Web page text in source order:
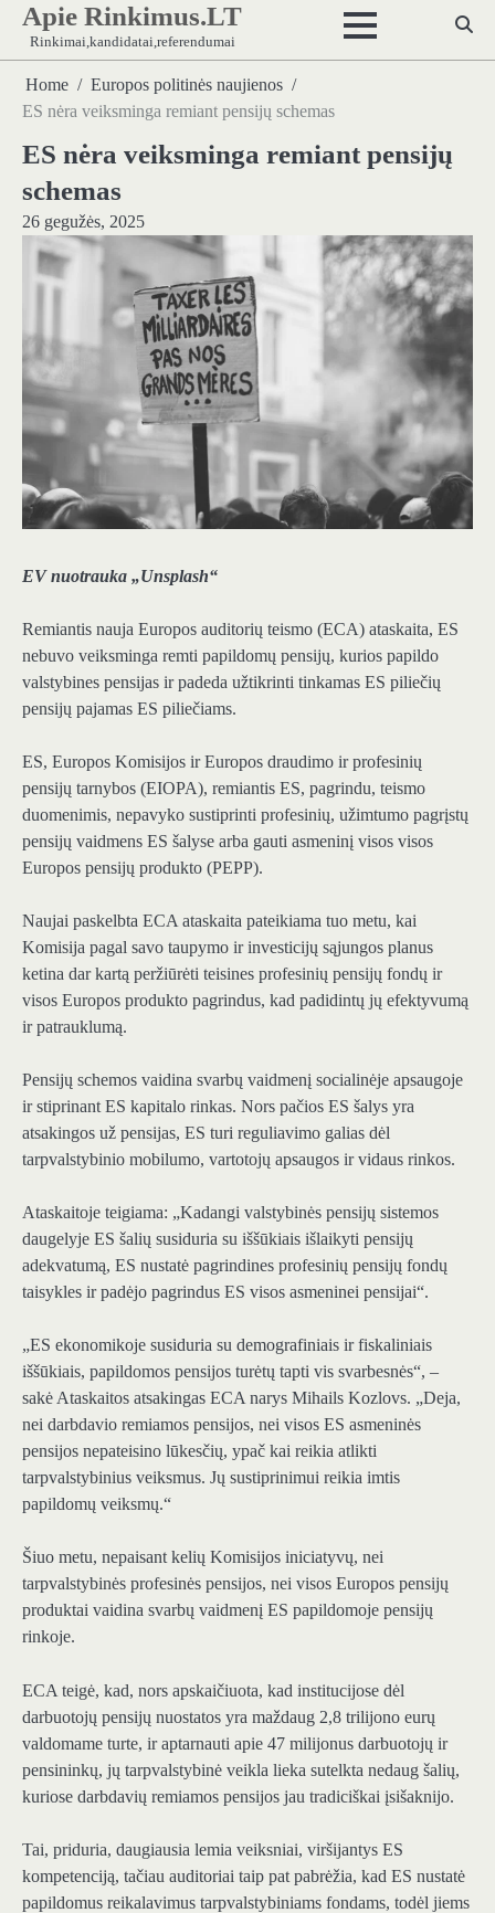
Skip
content
Apie Rinkimus.LT
Rinkimai,kandidatai,referendumai
Home
Europos politinės naujienos
ES nėra veiksminga remiant pensijų schemas
ES nėra veiksminga remiant pensijų
schemas
26 gegužės, 2025
EV nuotrauka „Unsplash“
Remiantis nauja Europos auditorių teismo (ECA) ataskaita, ES
nebuvo veiksminga remti papildomų pensijų, kurios papildo
valstybines pensijas ir padeda užtikrinti tinkamas ES piliečių
pensijų pajamas ES piliečiams.
ES, Europos Komisijos ir Europos draudimo ir profesinių
pensijų tarnybos (EIOPA), remiantis ES, pagrindu, teismo
duomenimis, nepavyko sustiprinti profesinių, užimtumo pagrįstų
pensijų vaidmens ES šalyse arba gauti asmeninį visos visos
Europos pensijų produkto (PEPP).
Naujai paskelbta ECA ataskaita pateikiama tuo metu, kai
Komisija pagal savo taupymo ir investicijų sąjungos planus
ketina dar kartą peržiūrėti teisines profesinių pensijų fondų ir
visos Europos produkto pagrindus, kad padidintų jų efektyvumą
ir patrauklumą.
Pensijų schemos vaidina svarbų vaidmenį socialinėje apsaugoje
ir stiprinant ES kapitalo rinkas. Nors pačios ES šalys yra
atsakingos už pensijas, ES turi reguliavimo galias dėl
tarpvalstybinio mobilumo, vartotojų apsaugos ir vidaus rinkos.
Ataskaitoje teigiama: „Kadangi valstybinės pensijų sistemos
daugelyje ES šalių susiduria su iššūkiais išlaikyti pensijų
adekvatumą, ES nustatė pagrindines profesinių pensijų fondų
taisykles ir padėjo pagrindus ES visos asmeninei pensijai“.
„ES ekonomikoje susiduria su demografiniais ir fiskaliniais
iššūkiais, papildomos pensijos turėtų tapti vis svarbesnės“, –
sakė Ataskaitos atsakingas ECA narys Mihails Kozlovs. „Deja,
nei darbdavio remiamos pensijos, nei visos ES asmeninės
pensijos nepateisino lūkesčių, ypač kai reikia atlikti
tarpvalstybinius veiksmus. Jų sustiprinimui reikia imtis
papildomų veiksmų.“
Šiuo metu, nepaisant kelių Komisijos iniciatyvų, nei
tarpvalstybinės profesinės pensijos, nei visos Europos pensijų
produktai vaidina svarbų vaidmenį ES papildomoje pensijų
rinkoje.
ECA teigė, kad, nors apskaičiuota, kad institucijose dėl
darbuotojų pensijų nuostatos yra maždaug 2,8 trilijono eurų
valdomame turte, ir aptarnauti apie 47 milijonus darbuotojų ir
pensininkų, jų tarpvalstybinė veikla lieka sutelkta nedaug šalių,
kuriose darbdavių remiamos pensijos jau tradiciškai įsišaknijo.
Tai, priduria, daugiausia lemia veiksniai, viršijantys ES
kompetenciją, tačiau auditoriai taip pat pabrėžia, kad ES nustatė
papildomus reikalavimus tarpvalstybiniams fondams, todėl jiems